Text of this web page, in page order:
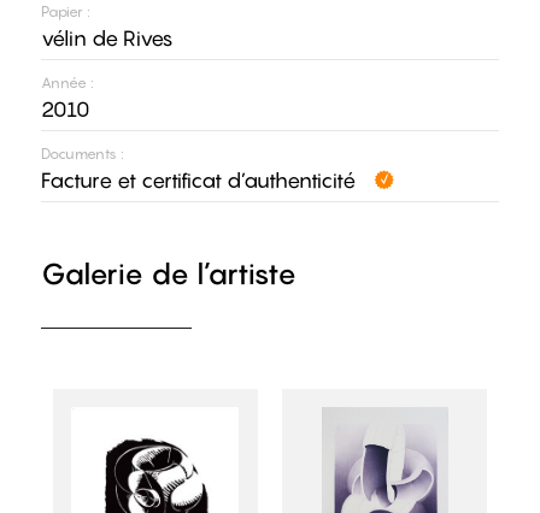
Papier :
vélin de Rives
Année :
2010
Documents :
Facture et certificat d’authenticité
Galerie de l’artiste